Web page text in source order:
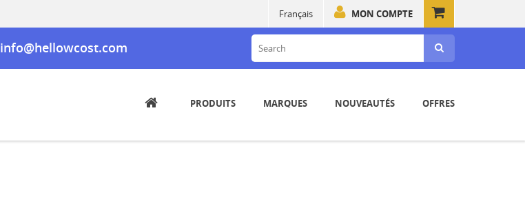
MON COMPTE
Français
info@hellowcost.com
PRODUITS MARQUES NOUVEAUTÉS OFFRES